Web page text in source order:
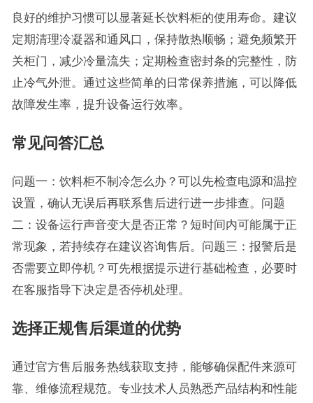
良好的维护习惯可以显著延长饮料柜的使用寿命。建议
定期清理冷凝器和通风口，保持散热顺畅；避免频繁开
关柜门，减少冷量流失；定期检查密封条的完整性，防
止冷气外泄。通过这些简单的日常保养措施，可以降低
故障发生率，提升设备运行效率。
常见问答汇总
问题一：饮料柜不制冷怎么办？可以先检查电源和温控
设置，确认无误后再联系售后进行进一步排查。问题
二：设备运行声音变大是否正常？短时间内可能属于正
常现象，若持续存在建议咨询售后。问题三：报警后是
否需要立即停机？可先根据提示进行基础检查，必要时
在客服指导下决定是否停机处理。
选择正规售后渠道的优势
通过官方售后服务热线获取支持，能够确保配件来源可
靠、维修流程规范。专业技术人员熟悉产品结构和性能